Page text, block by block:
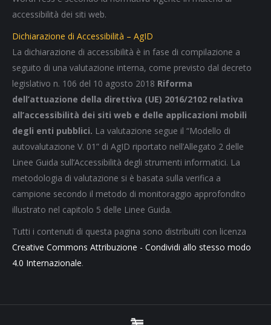
accessibilità dei siti web.
Dichiarazione di Accessibilità – AgID
La dichiarazione di accessibilità è in fase di compilazione a
seguito di una valutazione interna, come previsto dal decreto
legislativo n. 106 del 10 agosto 2018 Riforma
dell’attuazione della direttiva (UE) 2016/2102 relativa
all’accessibilità dei siti web e delle applicazioni mobili
degli enti pubblici. La valutazione segue il “Modello di
autovalutazione V. 01” di AgID riportato nell’Allegato 2 delle
Linee Guida sull’Accessibilità degli strumenti informatici. La
metodologia di valutazione si è basata sulla verifica a
campione secondo il metodo di monitoraggio approfondito
illustrato nel capitolo 5 delle Linee Guida.
Tutti i contenuti di questa pagina sono distribuiti con licenza
Creative Commons Attribuzione - Condividi allo stesso modo
4.0 Internazionale.